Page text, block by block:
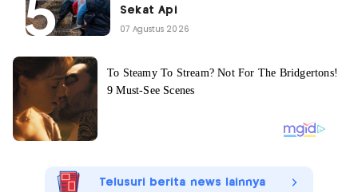
Sekat Api
07 Agustus 2026
Telusuri berita news lainnya